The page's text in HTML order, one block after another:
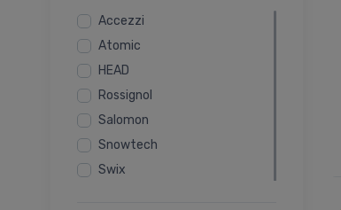
Accezzi
Atomic
HEAD
Rossignol
Salomon
Snowtech
Swix